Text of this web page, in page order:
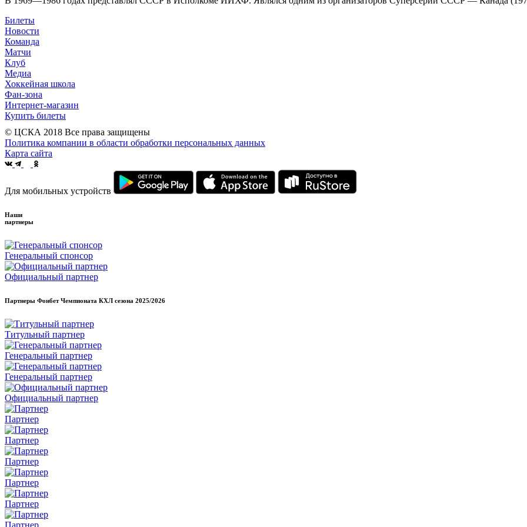
Билеты
Новости
Команда
Матчи
Клуб
Медиа
Хоккейная школа
Фан-зона
Интернет-магазин
Купить билеты
© ЦСКА 2018 Все права защищены
Политика компании в области обработки персональных данных
Карта сайта
Для мобильных устройств
Наши
партнеры
Генеральный спонсор
Официальный партнер
Партнеры Фонбет Чемпионата КХЛ сезона 2025/2026
Титульный партнер
Генеральный партнер
Генеральный партнер
Официальный партнер
Партнер
Партнер
Партнер
Партнер
Партнер